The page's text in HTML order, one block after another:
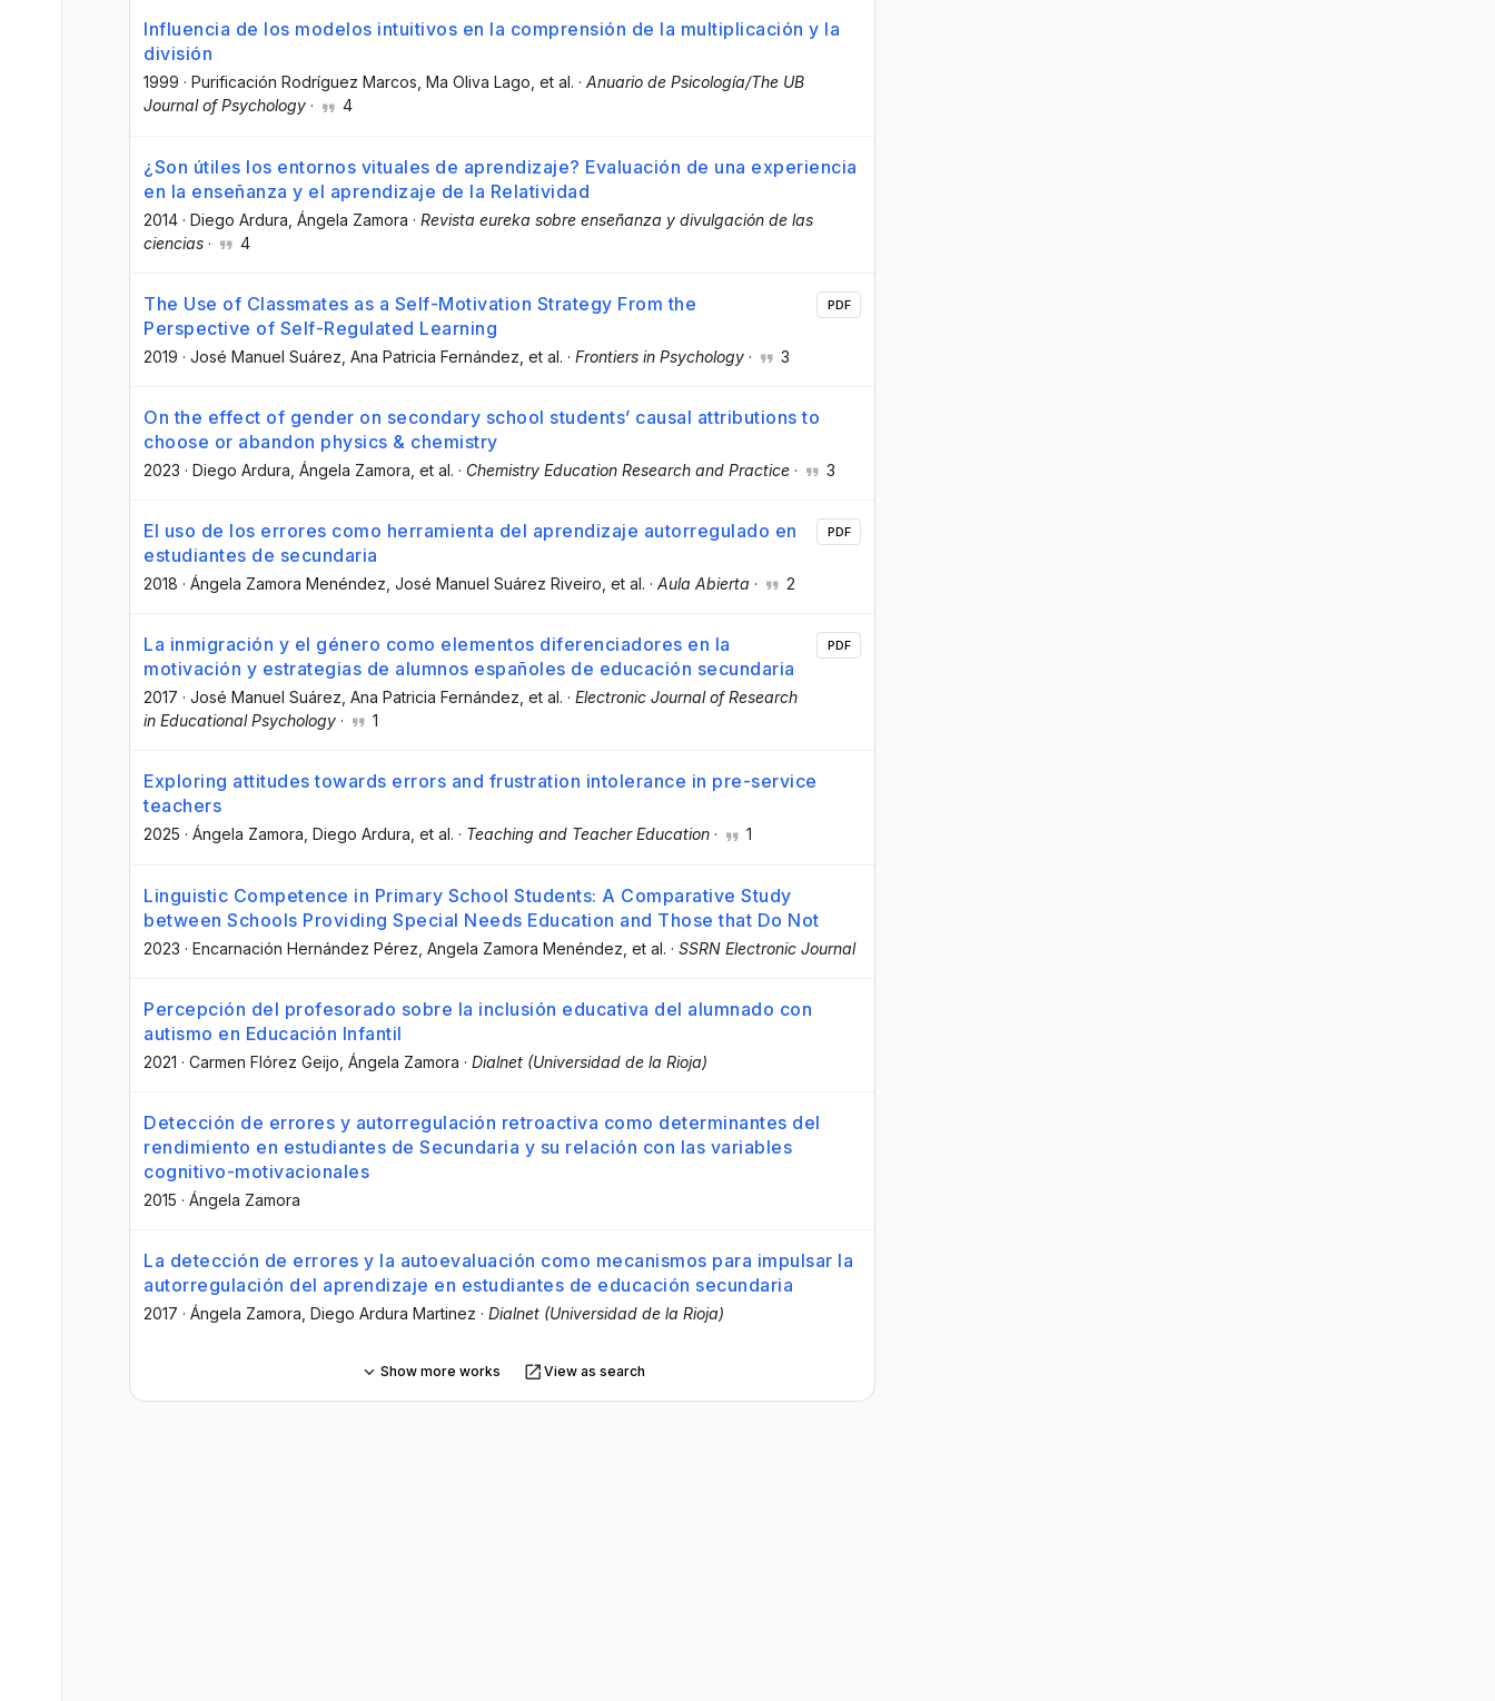
Influencia de los modelos intuitivos en la comprensión de la multiplicación y la
división
1999 · Purificación Rodríguez Marcos, Ma Oliva Lago, et al. · Anuario de Psicología/The UB
Journal of Psychology · 4
¿Son útiles los entornos vituales de aprendizaje? Evaluación de una experiencia
en la enseñanza y el aprendizaje de la Relatividad
2014 · Diego Ardura , Ángela Zamora · Revista eureka sobre enseñanza y divulgación de las
ciencias · 4
The Use of Classmates as a Self-Motivation Strategy From the
Perspective of Self-Regulated Learning
2019 · José Manuel Suárez , Ana Patricia Fernández , et al. · Frontiers in Psychology · 3
PDF
On the effect of gender on secondary school students’ causal attributions to
choose or abandon physics & chemistry
2023 · Diego Ardura , Ángela Zamora , et al. · Chemistry Education Research and Practice · 3
El uso de los errores como herramienta del aprendizaje autorregulado en
estudiantes de secundaria
2018 · Ángela Zamora Menéndez , José Manuel Suárez Riveiro , et al. · Aula Abierta · 2
PDF
La inmigración y el género como elementos diferenciadores en la
motivación y estrategias de alumnos españoles de educación secundaria
2017 · José Manuel Suárez , Ana Patricia Fernández , et al. · Electronic Journal of Research
in Educational Psychology · 1
PDF
Exploring attitudes towards errors and frustration intolerance in pre-service
teachers
2025 · Ángela Zamora, Diego Ardura, et al. · Teaching and Teacher Education · 1
Linguistic Competence in Primary School Students: A Comparative Study
between Schools Providing Special Needs Education and Those that Do Not
2023 · Encarnación Hernández Pérez , Angela Zamora Menéndez , et al. · SSRN Electronic Journal
Percepción del profesorado sobre la inclusión educativa del alumnado con
autismo en Educación Infantil
2021 · Carmen Flórez Geijo , Ángela Zamora · Dialnet (Universidad de la Rioja)
Detección de errores y autorregulación retroactiva como determinantes del
rendimiento en estudiantes de Secundaria y su relación con las variables
cognitivo-motivacionales
2015 · Ángela Zamora
La detección de errores y la autoevaluación como mecanismos para impulsar la
autorregulación del aprendizaje en estudiantes de educación secundaria
2017 · Ángela Zamora , Diego Ardura Martinez · Dialnet (Universidad de la Rioja)
Show more works View as search